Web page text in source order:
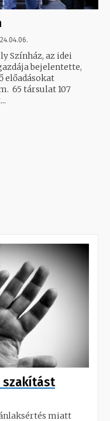
Színház, az idei
bejelentette,
előadásokat
szakítást
miatt